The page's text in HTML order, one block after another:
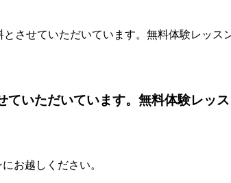
させていただいています。無料体験レッス
いただいています。無料体験レッス
お越しください。